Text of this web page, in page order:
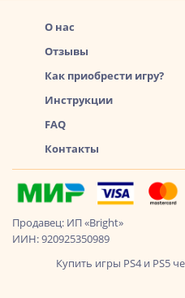
О нас
Отзывы
Как приобрести игру?
Инструкции
FAQ
Контакты
Продавец: ИП «Bright»
ИИН: 920925350989
Купить игры PS4 и PS5